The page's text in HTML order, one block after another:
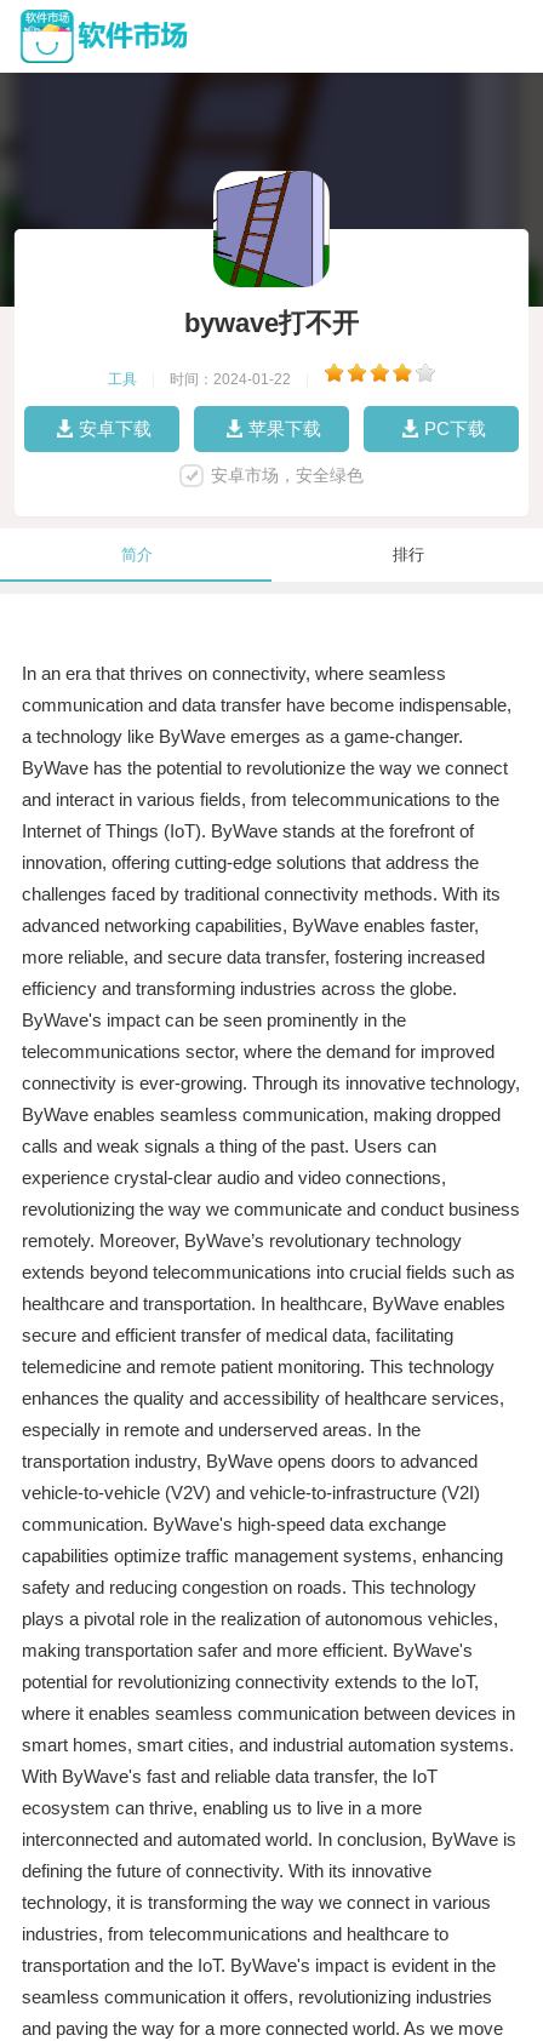
bywave打不开
工具 时间：2024-01-22
安卓下载 苹果下载 PC下载
安卓市场，安全绿色
简介 排行
In an era that thrives on connectivity, where seamless
communication and data transfer have become indispensable,
a technology like ByWave emerges as a game-changer.
ByWave has the potential to revolutionize the way we connect
and interact in various fields, from telecommunications to the
Internet of Things (IoT). ByWave stands at the forefront of
innovation, offering cutting-edge solutions that address the
challenges faced by traditional connectivity methods. With its
advanced networking capabilities, ByWave enables faster,
more reliable, and secure data transfer, fostering increased
efficiency and transforming industries across the globe.
ByWave's impact can be seen prominently in the
telecommunications sector, where the demand for improved
connectivity is ever-growing. Through its innovative technology,
ByWave enables seamless communication, making dropped
calls and weak signals a thing of the past. Users can
experience crystal-clear audio and video connections,
revolutionizing the way we communicate and conduct business
remotely. Moreover, ByWave’s revolutionary technology
extends beyond telecommunications into crucial fields such as
healthcare and transportation. In healthcare, ByWave enables
secure and efficient transfer of medical data, facilitating
telemedicine and remote patient monitoring. This technology
enhances the quality and accessibility of healthcare services,
especially in remote and underserved areas. In the
transportation industry, ByWave opens doors to advanced
vehicle-to-vehicle (V2V) and vehicle-to-infrastructure (V2I)
communication. ByWave's high-speed data exchange
capabilities optimize traffic management systems, enhancing
safety and reducing congestion on roads. This technology
plays a pivotal role in the realization of autonomous vehicles,
making transportation safer and more efficient. ByWave's
potential for revolutionizing connectivity extends to the IoT,
where it enables seamless communication between devices in
smart homes, smart cities, and industrial automation systems.
With ByWave's fast and reliable data transfer, the IoT
ecosystem can thrive, enabling us to live in a more
interconnected and automated world. In conclusion, ByWave is
defining the future of connectivity. With its innovative
technology, it is transforming the way we connect in various
industries, from telecommunications and healthcare to
transportation and the IoT. ByWave's impact is evident in the
seamless communication it offers, revolutionizing industries
and paving the way for a more connected world. As we move